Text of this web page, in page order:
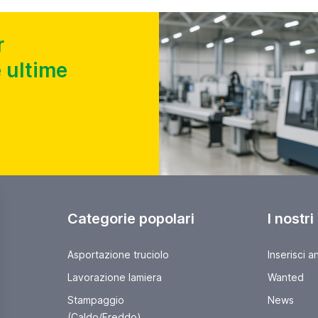
ultime
Categorie popolari
Asportazione truciolo
Lavorazione lamiera
Stampaggio
I
Inserisci
Wanted
News